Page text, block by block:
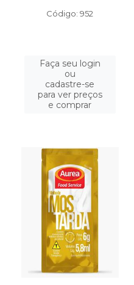
Código: 952
Faça seu login
ou
cadastre-se
para ver preços
e comprar